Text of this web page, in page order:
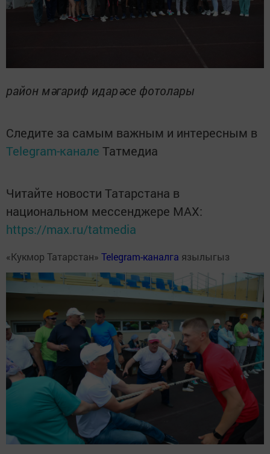
район мәгариф идарәсе фотолары
Следите за самым важным и интересным в
Telegram-канале Татмедиа
Читайте новости Татарстана в
национальном мессенджере MАХ:
https://max.ru/tatmedia
«Кукмор Татарстан» Telegram-каналга язылыгыз